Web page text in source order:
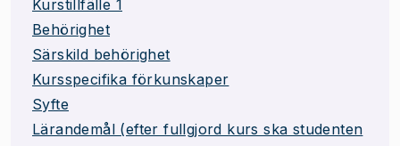
Kurstillfälle 1
Behörighet
Särskild behörighet
Kursspecifika förkunskaper
Syfte
Lärandemål (efter fullgjord kurs ska studenten